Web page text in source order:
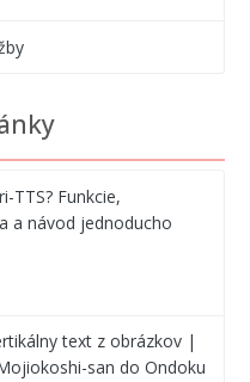
TTS? Funkcie,
a návod jednoducho
text z obrázkov |
san do Ondoku